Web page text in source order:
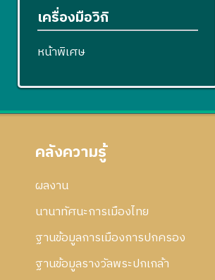
เครื่องมือวิกิ
หน้าพิเศษ
คลังความรู้
ผลงาน
นานาทัศนะการเมืองไทย
ฐานข้อมูลการเมืองการปกครอง
ฐานข้อมูลรางวัลพระปกเกล้า